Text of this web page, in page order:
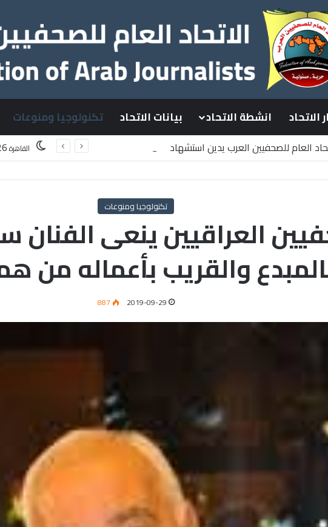
الاتحاد انشطة الاتحاد بيانات الاتحاد تكنولوجيا ومنوعات
العام للصحفيين العرب يدين استشهاد
القاهرة
تكنولوجيا ومنوعات
العراقيين ينعى الفنان
والقريب بأعماله من
2019-09-29
887